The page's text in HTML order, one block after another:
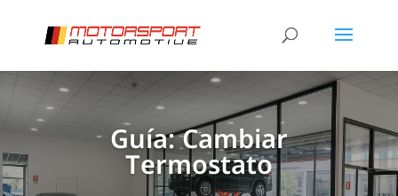
Guía: Cambiar
Termostato
[/et_pb_slide] [/et_pb_slide]